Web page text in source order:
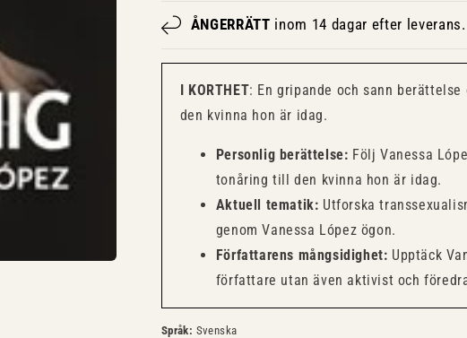
ÅNGERRÄTT inom 14 dagar efter leverans.
I KORTHET: En gripande och sann
den kvinna hon är idag.
Personlig berättelse: Följ Vanessa
tonåring till den kvinna hon är idag.
Aktuell tematik: Utforska
genom Vanessa López ögon.
Författarens mångsidighet: Upptäck
författare utan även aktivist och
Språk: Svenska